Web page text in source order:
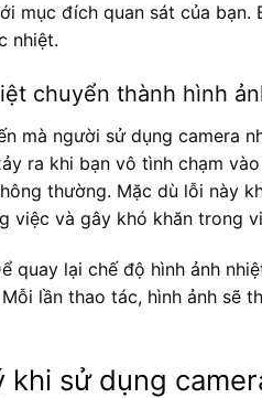
mục đích quan sát của
nhiệt.
chuyển thành hình
mà người sử dụng camera
ra khi bạn vô tình chạm
thường. Mặc dù lỗi này
việc và gây khó khăn trong
quay lại chế độ hình ảnh
lần thao tác, hình ảnh sẽ
khi sử dụng